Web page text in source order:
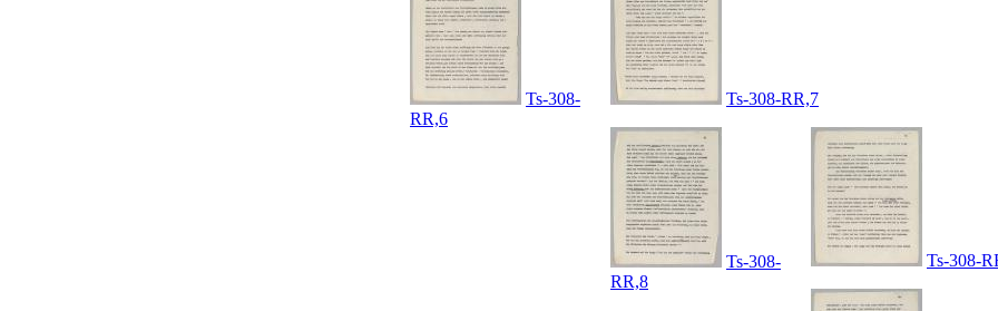
Ts-308-
RR,6
Ts-308-RR,7
Ts-308-
RR,8
Ts-308-